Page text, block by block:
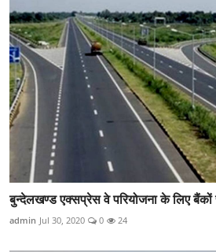
बुन्देलखण्ड एक्सप्रेस वे परियोजना के लिए
admin Jul 30, 2020 0 24